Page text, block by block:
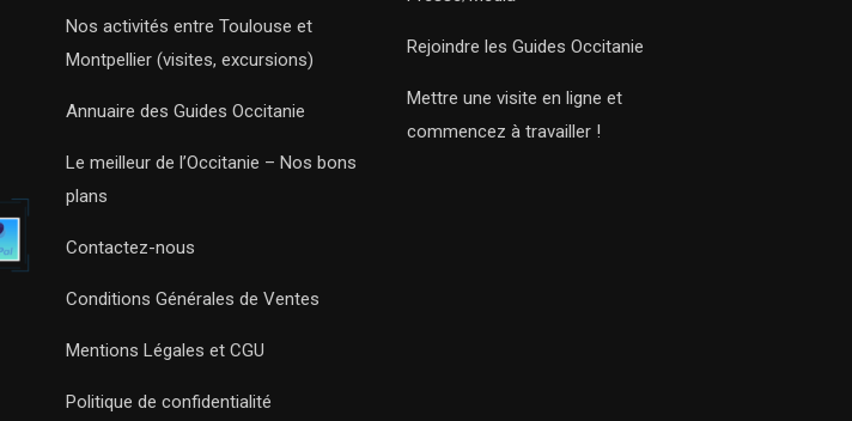
Nos activités entre Toulouse et
Montpellier (visites, excursions)
Annuaire des Guides Occitanie
Le meilleur de l’Occitanie – Nos bons
plans
Contactez-nous
Conditions Générales de Ventes
Mentions Légales et CGU
Politique de confidentialité
Rejoindre les Guides Occitanie
Mettre une visite en ligne et
commencez à travailler !